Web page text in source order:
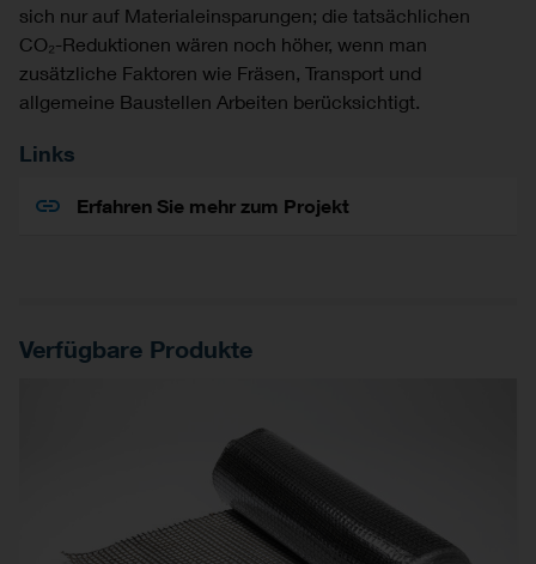
sich nur auf Materialeinsparungen; die tatsächlichen
CO₂-Reduktionen wären noch höher, wenn man
zusätzliche Faktoren wie Fräsen, Transport und
allgemeine Baustellen Arbeiten berücksichtigt.
Links
Erfahren Sie mehr zum Projekt
Verfügbare Produkte